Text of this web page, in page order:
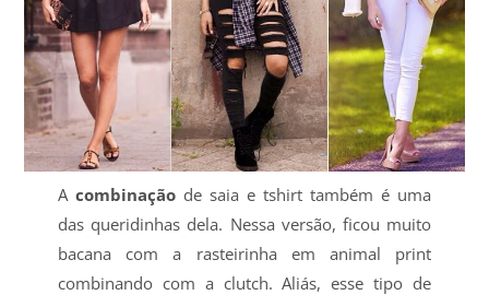
Acombinação de saia e tshirt também é uma
das queridinhas dela. Nessa versão, ficou muito
bacana com a rasteirinha em animal print
combinando com a clutch. Aliás, esse tipo de